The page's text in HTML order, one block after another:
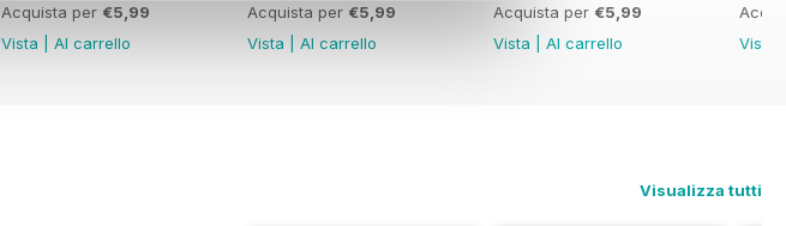
Acquista per €5,99
Vista
Al carrello
Acquista per €5,99
Vista
Al carrello
Acquista per €5,99
Vista
Al carrello
Vista
Visualizza tutti